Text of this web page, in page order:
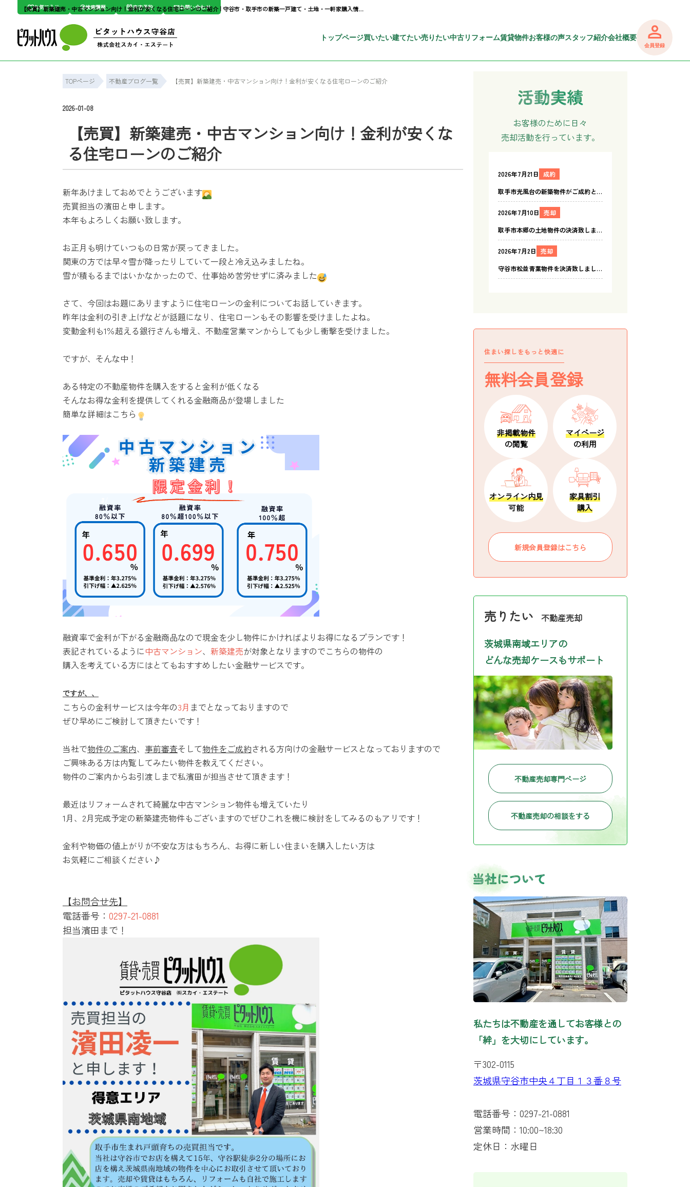
【売買】新築建売・中古マンション向け！金利が安くなる住宅ローンのご紹介 | 守谷市・取手市の新築一戸建て・土地・一軒家購入情報ならピタットハウス守谷店 スカイ・エステート
お気に入り 検索履歴 来店予約 お問い合わせ
トップページ買いたい建てたい売りたい中古リフォーム賃貸物件お客様の声スタッフ紹介会社概要
会員登録
TOPページ 不動産ブログ一覧 【売買】新築建売・中古マンション向け！金利が安くなる住宅ローンのご紹介
2026-01-08
【売買】新築建売・中古マンション向け！金利が安くな
る住宅ローンのご紹介
新年あけましておめでとうございます
売買担当の濱田と申します。
本年もよろしくお願い致します。
お正月も明けていつもの日常が戻ってきました。
関東の方では早々雪が降ったりしていて一段と冷え込みましたね。
雪が積もるまではいかなかったので、仕事始め苦労せずに済みました
さて、今回はお題にありますように住宅ローンの金利についてお話していきます。
昨年は金利の引き上げなどが話題になり、住宅ローンもその影響を受けましたよね。
変動金利も1％超える銀行さんも増え、不動産営業マンからしても少し衝撃を受けました。
ですが、そんな中！
ある特定の不動産物件を購入をすると金利が低くなる
そんなお得な金利を提供してくれる金融商品が登場しました
簡単な詳細はこちら
融資率で金利が下がる金融商品なので現金を少し物件にかければよりお得になるプランです！
表記されているように中古マンション、 新築建売が対象となりますのでこちらの物件の
購入を考えている方にはとてもおすすめしたい金融サービスです。
ですが、、
こちらの金利サービスは今年の3月 までとなっておりますので
ぜひ早めにご検討して頂きたいです！
当社で物件のご案内、 事前審査そして物件をご成約される方向けの金融サービスとなっておりますので
ご興味ある方は内覧してみたい物件を教えてください。
物件のご案内からお引渡しまで私濱田が担当させて頂きます！
最近はリフォームされて綺麗な中古マンション物件も増えていたり
1月、2月完成予定の新築建売物件もございますのでぜひこれを機に検討をしてみるのもアリです！
金利や物価の値上がりが不安な方はもちろん、お得に新しい住まいを購入したい方は
お気軽にご相談ください♪
【お問合せ先】
電話番号： 0297-21-0881
担当濱田まで！
お客様のために日々
売却活動を行っています。
住まい探しをもっと快適に
無料会員登録
非掲載物件
の閲覧
マイページ
の利用
オンライン内見
可能
家具割引
購入
新規会員登録はこちら
売りたい 不動産売却
茨城県南域エリアの
どんな売却ケースもサポート
不動産売却専門ページ
不動産売却の相談をする
私たちは不動産を通してお客様との
「絆」を大切にしています。
〒302-0115
茨城県守谷市中央４丁目１３番８号
電話番号：0297-21-0881
営業時間：10:00~18:30
定休日：水曜日